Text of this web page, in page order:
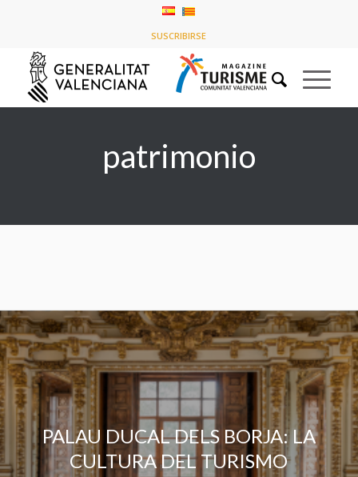
SUSCRIBIRSE
patrimonio
PALAU DUCAL DELS BORJA: LA
CULTURA DEL TURISMO